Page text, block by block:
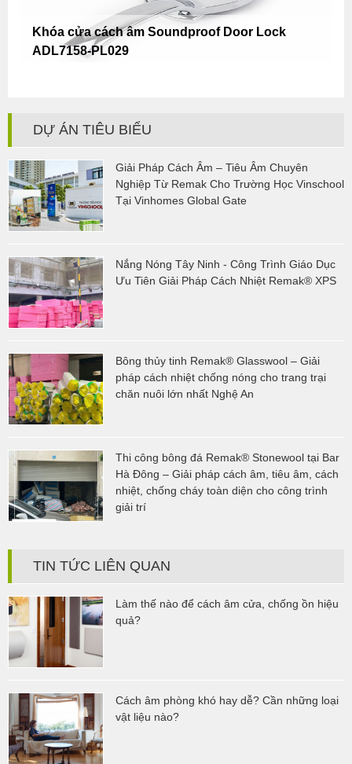
Khóa cửa cách âm Soundproof Door Lock
ADL7158-PL029
DỰ ÁN TIÊU BIỂU
Giải Pháp Cách Âm – Tiêu Âm Chuyên
Nghiệp Từ Remak Cho Trường Học Vinschool
Tại Vinhomes Global Gate
Nắng Nóng Tây Ninh - Công Trình Giáo Dục
Ưu Tiên Giải Pháp Cách Nhiệt Remak® XPS
Bông thủy tinh Remak® Glasswool – Giải
pháp cách nhiệt chống nóng cho trang trại
chăn nuôi lớn nhất Nghệ An
Thi công bông đá Remak® Stonewool tại Bar
Hà Đông – Giải pháp cách âm, tiêu âm, cách
nhiệt, chống cháy toàn diện cho công trình
giải trí
TIN TỨC LIÊN QUAN
Làm thế nào để cách âm cửa, chống ồn hiệu
quả?
Cách âm phòng khó hay dễ? Cần những loại
vật liệu nào?